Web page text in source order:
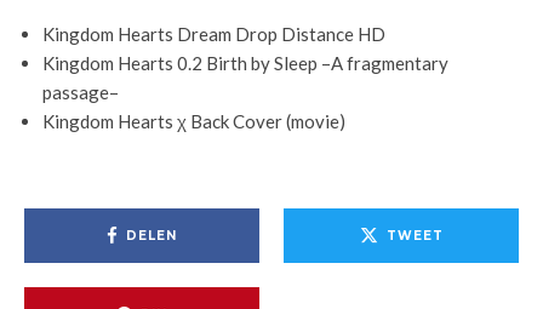
Kingdom Hearts Dream Drop Distance HD
Kingdom Hearts 0.2 Birth by Sleep –A fragmentary
passage–
Kingdom Hearts χ Back Cover (movie)
DELEN TWEET